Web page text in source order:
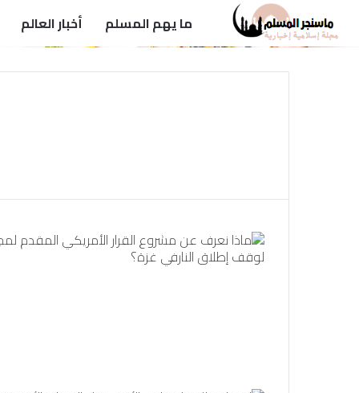
ما يهم المسلم أخبار العالم